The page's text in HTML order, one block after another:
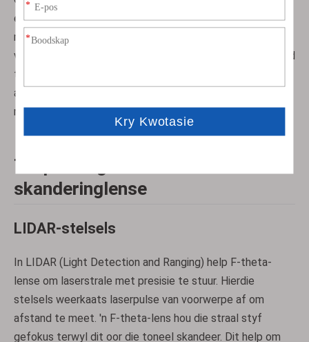
ekstra optika by of verander die fokusmeetkunde. Dit
neem toe: Lenshoogte en deursnee,
vervaardigingsmoeilikheid en algehele koste. Daarom word
telesentriese lense gewoonlik gekies wanneer hoë
akkuraatheid van kritieke belang is en
randkonsekwentheid vereis word.
Toepassings van F-theta-
skanderinglense
LIDAR-stelsels
In LIDAR (Light Detection and Ranging) help F-theta-
lense om laserstrale met presisie te stuur. Hierdie
stelsels weerkaats laserpulse van voorwerpe af om
afstand te meet. 'n F-theta-lens hou die straal styf
gefokus terwyl dit oor die toneel skandeer. Dit help om